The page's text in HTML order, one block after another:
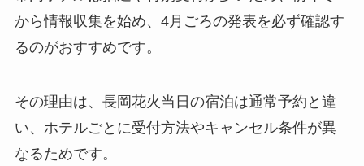
から情報収集を始め、4月ごろの発表を必ず確認す
るのがおすすめです。
その理由は、長岡花火当日の宿泊は通常予約と違
い、ホテルごとに受付方法やキャンセル条件が異
なるためです。